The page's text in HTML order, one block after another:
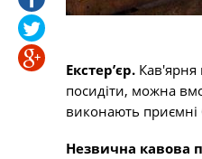
Екстер’єр. Кав'ярня
посидіти, можна
виконають приємні
Незвична кавова